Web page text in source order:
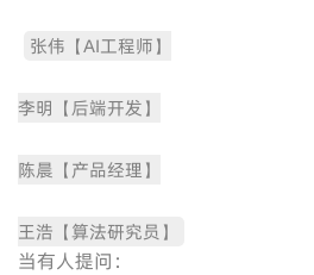
张伟【AI工程师】
李明【后端开发】
陈晨【产品经理】
王浩【算法研究员】
当有人提问：